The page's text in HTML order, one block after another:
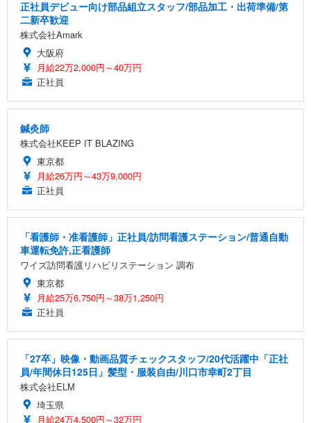
正社員デビュー向け部品組立スタッフ/部品加工・出荷準備/第
二新卒歓迎
株式会社Amark
大阪府
月給22万2,000円～40万円
正社員
鍼灸師
株式会社KEEP IT BLAZING
東京都
月給26万円～43万9,000円
正社員
「看護師・准看護師」正社員/訪問看護ステーション/普通自動
車運転免許,正看護師
ワイズ訪問看護リハビリステーション 調布
東京都
月給25万6,750円～38万1,250円
正社員
「27卒」映像・動画品質チェックスタッフ/20代活躍中「正社
員/年間休日125日」髪型・服装自由/川口市幸町2丁目
株式会社ELM
埼玉県
月給24万4,500円～32万円